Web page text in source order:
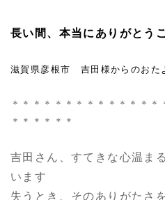
長い間、本当にありがとう
滋賀県彦根市 吉田様からのおた
＊＊＊＊＊＊＊＊＊＊＊＊＊＊
＊＊＊＊＊＊
吉田さん、すてきな心温ま
います
失うとき、そのありがたさ